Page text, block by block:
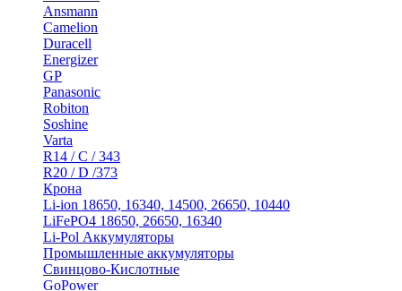
Ansmann
Camelion
Duracell
Energizer
GP
Panasonic
Robiton
Soshine
Varta
R14 / C / 343
R20 / D /373
Крона
Li-ion 18650, 16340, 14500, 26650, 10440
LiFePO4 18650, 26650, 16340
Li-Pol Аккумуляторы
Промышленные аккумуляторы
Свинцово-Кислотные
GoPower